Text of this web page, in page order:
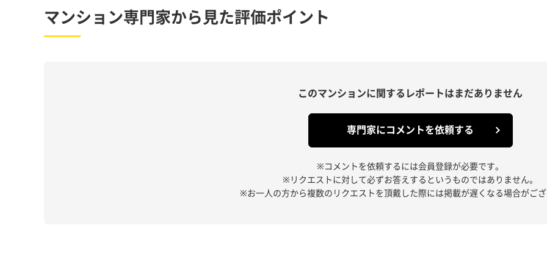
マンション専門家から見た評価ポイント
このマンションに関する レポートはまだありません
専門家にコメントを依頼する
※コメントを依頼するには会員登録が必要です。
※リクエストに対して必ずお答えするというものではありません。
※お一人の方から複数のリクエストを頂戴した際には掲載が遅くなる場合がご